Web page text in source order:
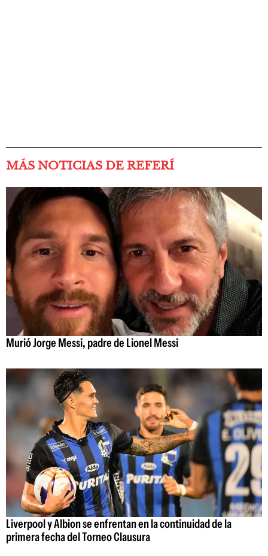
MÁS NOTICIAS DE REFERÍ
Murió Jorge Messi, padre de Lionel Messi
Liverpool y Albion se enfrentan en la continuidad de la
primera fecha del Torneo Clausura